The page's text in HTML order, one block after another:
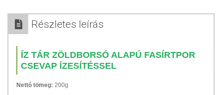
Részletes leírás
ÍZ TÁR ZÖLDBORSÓ ALAPÚ FASÍRTPOR
CSEVAP ÍZESÍTÉSSEL
Nettó tömeg: 200g